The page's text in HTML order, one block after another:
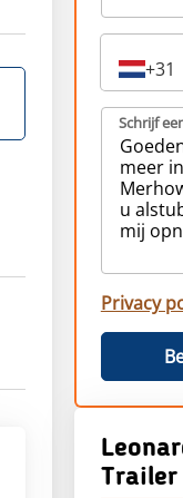
+31
Privacy
Trailer